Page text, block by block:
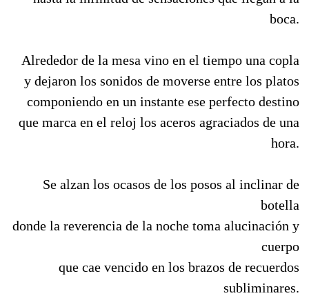
boca.
Alrededor de la mesa vino en el tiempo una copla
y dejaron los sonidos de moverse entre los platos
componiendo en un instante ese perfecto destino
que marca en el reloj los aceros agraciados de una
hora.
Se alzan los ocasos de los posos al inclinar de
botella
donde la reverencia de la noche toma alucinación y
cuerpo
que cae vencido en los brazos de recuerdos
subliminares.